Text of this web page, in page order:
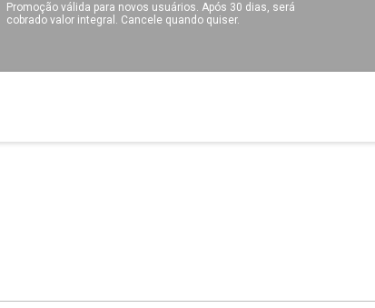
Promoção válida para novos usuários. Após 30 dias, será
cobrado valor integral. Cancele quando quiser.